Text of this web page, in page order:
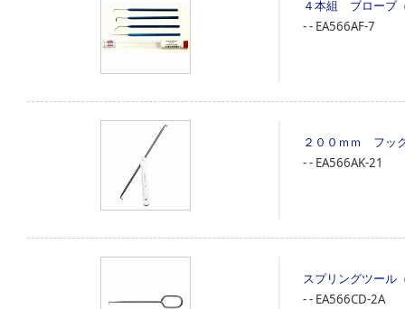
４本組 ブローブ
‐‐ EA566AF-7
２００ｍｍ フッ
‐‐ EA566AK-21
スプリングツール
‐‐ EA566CD-2A